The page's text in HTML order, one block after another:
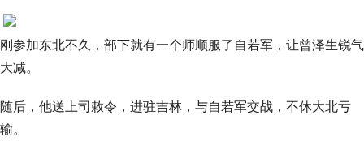
刚参加东北不久，部下就有一个师顺服了自若军，让曾泽生锐气
大减。
随后，他送上司敕令，进驻吉林，与自若军交战，不休大北亏
输。